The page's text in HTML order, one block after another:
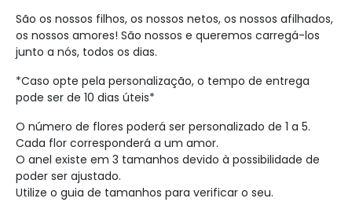
São os nossos filhos, os nossos netos, os nossos afilhados,
os nossos amores! São nossos e queremos carregá-los
junto a nós, todos os dias.
*Caso opte pela personalização, o tempo de entrega
pode ser de 10 dias úteis*
O número de flores poderá ser personalizado de 1 a 5.
Cada flor corresponderá a um amor.
O anel existe em 3 tamanhos devido à possibilidade de
poder ser ajustado.
Utilize o guia de tamanhos para verificar o seu.